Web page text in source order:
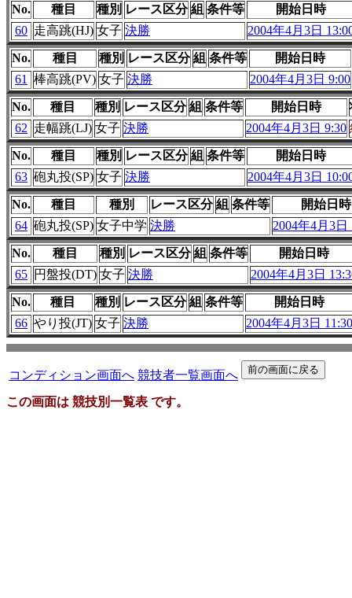
No. 種目 種別 レース区分 組 条件等
開始日時
60 走高跳(HJ) 女子 決勝 2004年4月3日
No. 種目 種別 レース区分 組 条件等
開始日時
61
棒高跳(PV) 女子 決勝 2004年4月3日 9:00
No. 種目 種別 レース区分 組 条件等 開始日時
62 走幅跳(LJ) 女子 決勝 2004年4月3日 9:30
No. 種目 種別 レース区分 組 条件等
開始日時
63 砲丸投(SP) 女子 決勝 2004年4月3日
No. 種目 種別 レース区分 組 条件等
開始日時
64 砲丸投(SP) 女子中学 決勝 2004年4月3日
No. 種目 種別 レース区分 組 条件等
開始日時
65 円盤投(DT) 女子 決勝 2004年4月3日
No. 種目 種別 レース区分 組 条件等
開始日時
66 やり投(JT) 女子 決勝 2004年4月3日 11:30
コンディション画面へ 競技者一覧画面へ
この画面は 競技別一覧表 です。